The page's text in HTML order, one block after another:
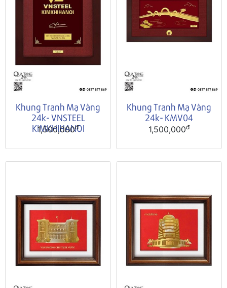
Khung Tranh Mạ Vàng
24k- VNSTEEL
KIMKHIHANOI
1,500,000đ
Khung Tranh Mạ Vàng
24k- KMV04
1,500,000đ